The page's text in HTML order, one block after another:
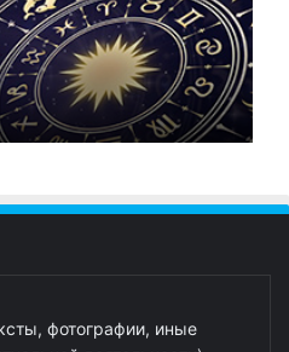
фотографии, иные